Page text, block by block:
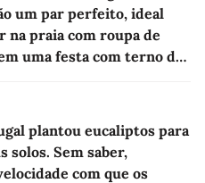
um par perfeito, ideal
na praia com roupa de
uma festa com terno de
plantou eucaliptos para
solos. Sem saber,
com que os